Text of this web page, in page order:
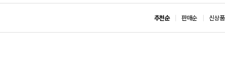
추천순 판매순 신상